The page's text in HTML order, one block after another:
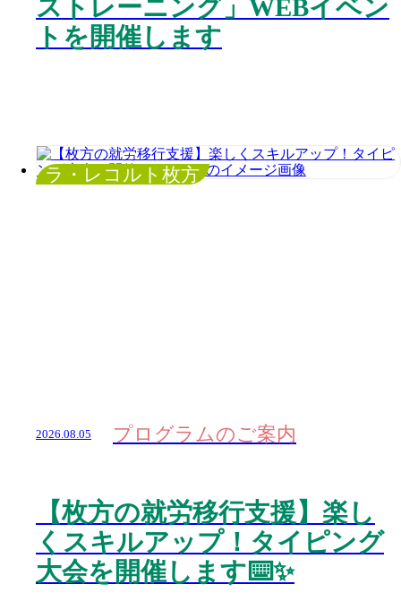
ストレーニング」WEBイベン
トを開催します
ラ・レコルト枚方
2026.08.05 プログラムのご案内
【枚方の就労移行支援】楽し
くスキルアップ！タイピング
大会を開催します⌨️✨